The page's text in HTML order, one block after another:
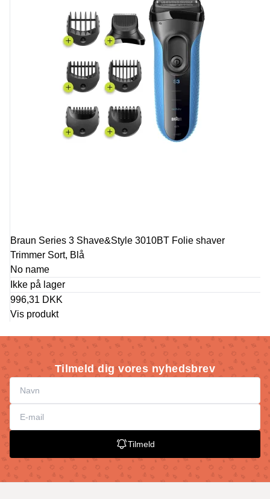
Braun Series 3 Shave&Style 3010BT Folie shaver
Trimmer Sort, Blå
No name
Ikke på lager
996,31 DKK
Vis produkt
Tilmeld dig vores nyhedsbrev
Tilmeld